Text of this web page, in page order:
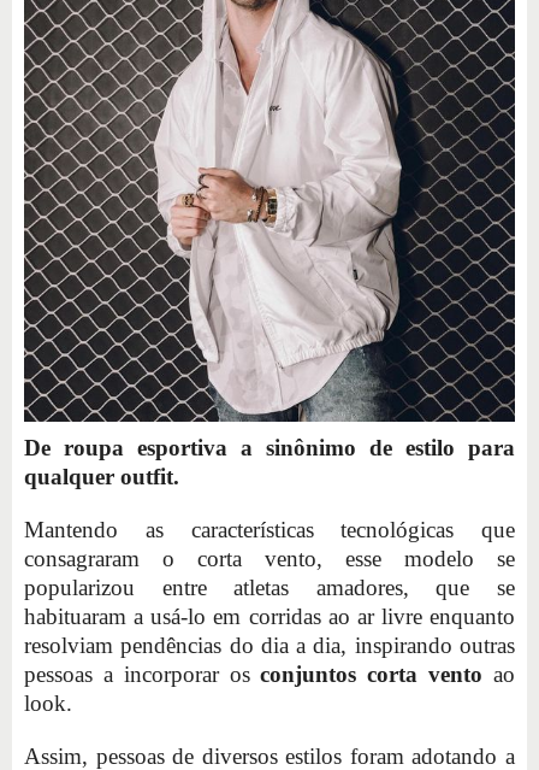
De roupa esportiva a sinônimo de estilo para
qualquer outfit.
Mantendo as características tecnológicas que
consagraram o corta vento, esse modelo se
popularizou entre atletas amadores, que se
habituaram a usá-lo em corridas ao ar livre enquanto
resolviam pendências do dia a dia, inspirando outras
pessoas a incorporar osconjuntos corta vento ao
look.
Assim, pessoas de diversos estilos foram adotando a